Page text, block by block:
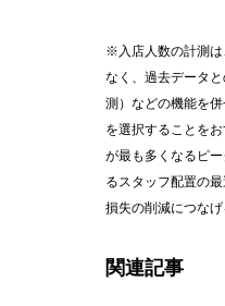
※入店人数の計測は
なく、過去データ
測）などの機能を
を選択することを
が最も多くなるピ
るスタッフ配置の
損失の削減につなげ
関連記事